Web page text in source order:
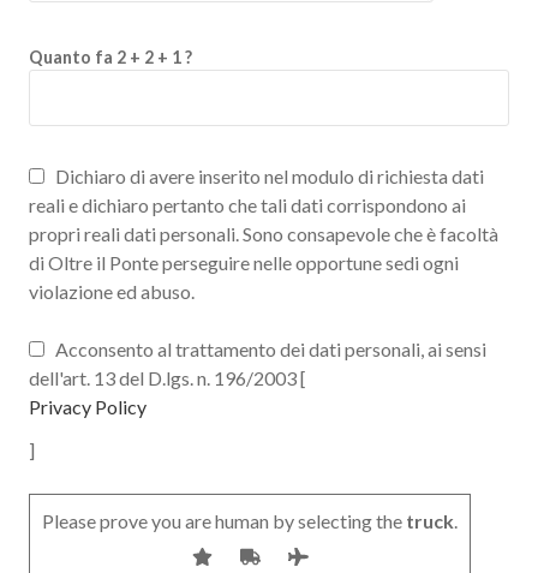
Quanto fa 2 + 2 + 1 ?
Dichiaro di avere inserito nel modulo di richiesta dati
reali e dichiaro pertanto che tali dati corrispondono ai
propri reali dati personali. Sono consapevole che è facoltà
di Oltre il Ponte perseguire nelle opportune sedi ogni
violazione ed abuso.
Acconsento al trattamento dei dati personali, ai sensi
dell'art. 13 del D.lgs. n. 196/2003 [
Privacy Policy
]
Please prove you are human by selecting the truck.